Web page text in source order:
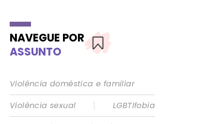
NAVEGUE POR
ASSUNTO
Violência doméstica e familiar
Violência sexual
|
LGBTIfobia